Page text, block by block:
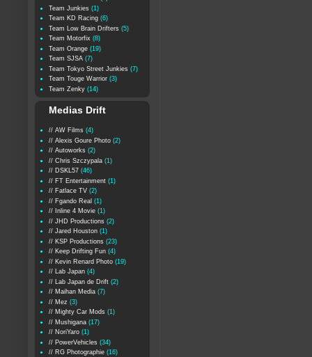
Team Junkies (1)
Team KD Racing (6)
Team Low Brain Drifters (5)
Team Motorfix (8)
Team Orange (19)
Team SJSA (7)
Team Tokyo Street Junkies (7)
Team Touge Warrior (3)
Team Zenky (14)
Medias Drift
// AW Films (4)
// Alexis Goure Photo (2)
// Autoworks (2)
// Chris Szczypala (1)
// DSKL57 (46)
// FT Entertainment (1)
// Fatlace TV (2)
// Fgando Real (1)
// Inline 4 Movie (1)
// JHD Productions (2)
// Jared Houston (1)
// KSP Productions (23)
// Keep Drifting Fun (4)
// Kevin Renard Photo (19)
// Lab Japan (4)
// Lab Japan de Drift (2)
// Maihan Media (7)
// Mez (3)
// Mighty Car Mods (1)
// Mushigana (17)
// NoriYaro (1)
// PowerVehicles (34)
// RG Photographie (16)